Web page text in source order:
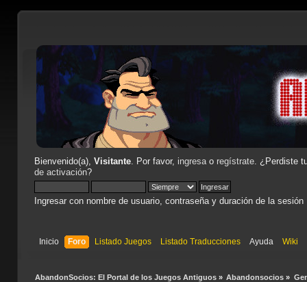
Bienvenido(a), Visitante. Por favor, ingresao regístrate. ¿Perdiste
de activación?
Ingresar con nombre de usuario, contraseña y duración de la sesión
Inicio Foro Listado Juegos Listado Traducciones Ayuda Wiki
AbandonSocios: El Portal de los Juegos Antiguos» Abandonsocios »